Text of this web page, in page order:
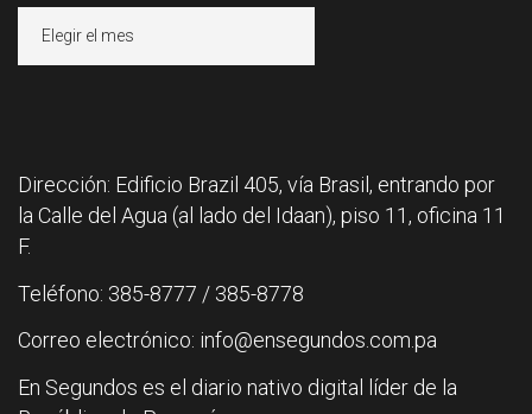
Dirección: Edificio Brazil 405, vía Brasil, entrando por
la Calle del Agua (al lado del Idaan), piso 11, oficina 11
F.
Teléfono: 385-8777 / 385-8778
Correo electrónico: info@ensegundos.com.pa
En Segundos es el diario nativo digital líder de la